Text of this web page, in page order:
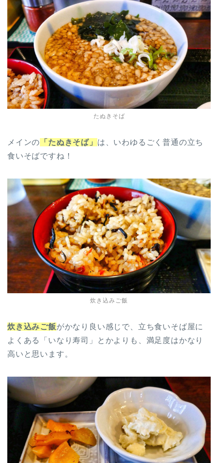
たぬきそば
メインの 「たぬきそば」 は、いわゆるごく普通の立ち
食いそばですね！
炊き込みご飯
炊き込みご飯がかなり良い感じで、立ち食いそば屋に
よくある「いなり寿司」とかよりも、満足度はかなり
高いと思います。